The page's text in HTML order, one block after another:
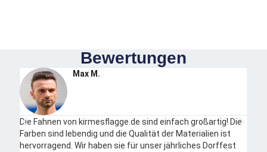
Bewertungen
Max M.
Die Fahnen von kirmesflagge.de sind einfach großartig! Die
Farben sind lebendig und die Qualität der Materialien ist
hervorragend. Wir haben sie für unser jährliches Dorffest